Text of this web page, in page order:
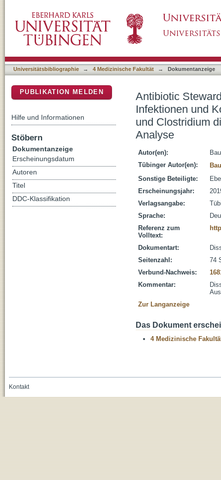
Antibiotika-resistente Bakterien und
Analyse
Universitätsbibliographie → 4 Medizinische Fakultät → Dokumentanzeige
Antibiotic
Infektionen und
und Clostridium
Analyse
Autor(en):
Tübinger Autor(en):
Sonstige Beteiligte:
Erscheinungsjahr:
Verlagsangabe:
Sprache:
Referenz zum
Volltext:
Dokumentart:
Seitenzahl:
74
Verbund-Nachweis:
Kommentar:
Zur Langanzeige
Das Dokument
4 Medizinische
PUBLIKATION MELDEN
Hilfe und Informationen
Stöbern
Dokumentanzeige
Erscheinungsdatum
Autoren
Titel
DDC-Klassifikation
Kontakt